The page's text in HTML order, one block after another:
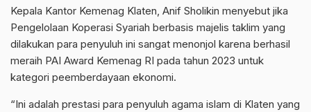
Kepala Kantor Kemenag Klaten, Anif Sholikin menyebut jika
Pengelolaan Koperasi Syariah berbasis majelis taklim yang
dilakukan para penyuluh ini sangat menonjol karena berhasil
meraih PAI Award Kemenag RI pada tahun 2023 untuk
kategori peemberdayaan ekonomi.
“Ini adalah prestasi para penyuluh agama islam di Klaten yang